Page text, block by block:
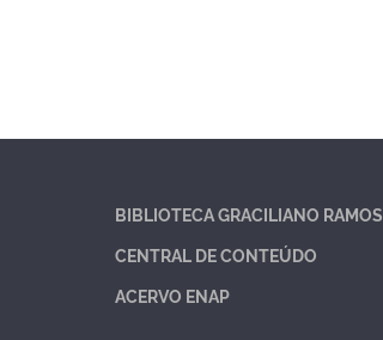
BIBLIOTECA GRACILIANO RAMOS
CENTRAL DE CONTEÚDO
ACERVO ENAP